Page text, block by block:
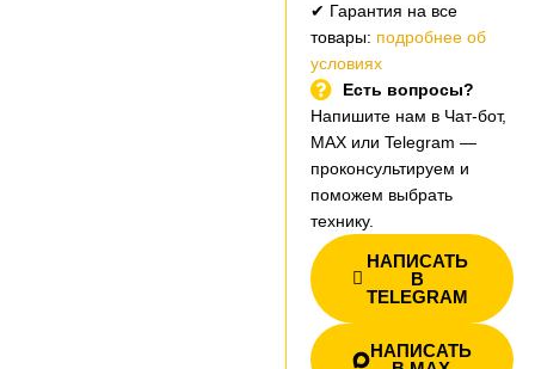
✔ Гарантия на все
товары: подробнее об
условиях
Есть вопросы?
Напишите нам в Чат-бот,
MAX или Telegram —
проконсультируем и
поможем выбрать
технику.
НАПИСАТЬ
В
TELEGRAM
НАПИСАТЬ